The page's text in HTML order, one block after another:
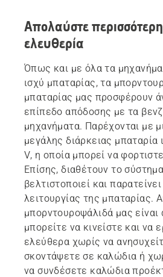
Απολαύστε
ελευθερία
Όπως και με όλα τα
ισχύ μπαταρίας, τα
μπαταρίας μας προσφέρουν
επίπεδο απόδοσης με τα
μηχανήματα. Παρέχονται με
μεγάλης διάρκειας μπαταρία
V, η οποία μπορεί να
Επίσης, διαθέτουν το
βελτιστοποιεί και
λειτουργίας της μπαταρίας.
μπορντουροψάλιδά μας είναι
μπορείτε να κινείστε και να
ελεύθερα χωρίς να
σκοντάψετε σε καλώδια ή
να συνδέσετε καλώδια